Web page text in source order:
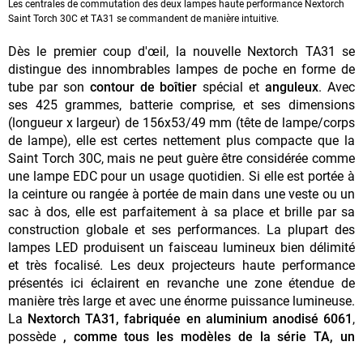
Les centrales de commutation des deux lampes haute performance Nextorch
Saint Torch 30C et TA31 se commandent de manière intuitive.
Dès le premier coup d'œil, la nouvelle Nextorch TA31 se
distingue des innombrables lampes de poche en forme de
tube par son contour de boîtier spécial etanguleux. Avec
ses 425 grammes, batterie comprise, et ses dimensions
(longueur x largeur) de 156x53/49 mm (tête de lampe/corps
de lampe), elle est certes nettement plus compacte que la
Saint Torch 30C, mais ne peut guère être considérée comme
une lampe EDC pour un usage quotidien. Si elle est portée à
la ceinture ou rangée à portée de main dans une veste ou un
sac à dos, elle est parfaitement à sa place et brille par sa
construction globale et ses performances. La plupart des
lampes LED produisent un faisceau lumineux bien délimité
et très focalisé. Les deux projecteurs haute performance
présentés ici éclairent en revanche une zone étendue de
manière très large et avec une énorme puissance lumineuse.
La Nextorch TA31, fabriquée en aluminium anodisé 6061 ,
possède , comme tous les modèles de la série TA, un